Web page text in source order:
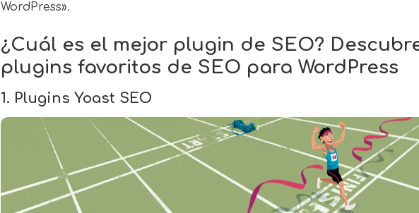
WordPress».
¿Cuál es el mejor plugin de SEO?
plugins favoritos de SEO para WordPress
1. Plugins Yoast SEO